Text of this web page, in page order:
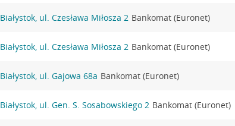
Białystok, ul. Czesława Miłosza 2 Bankomat (Euronet)
Białystok, ul. Czesława Miłosza 2 Bankomat (Euronet)
Białystok, ul. Gajowa 68a Bankomat (Euronet)
Białystok, ul. Gen. S. Sosabowskiego 2 Bankomat (Euronet)